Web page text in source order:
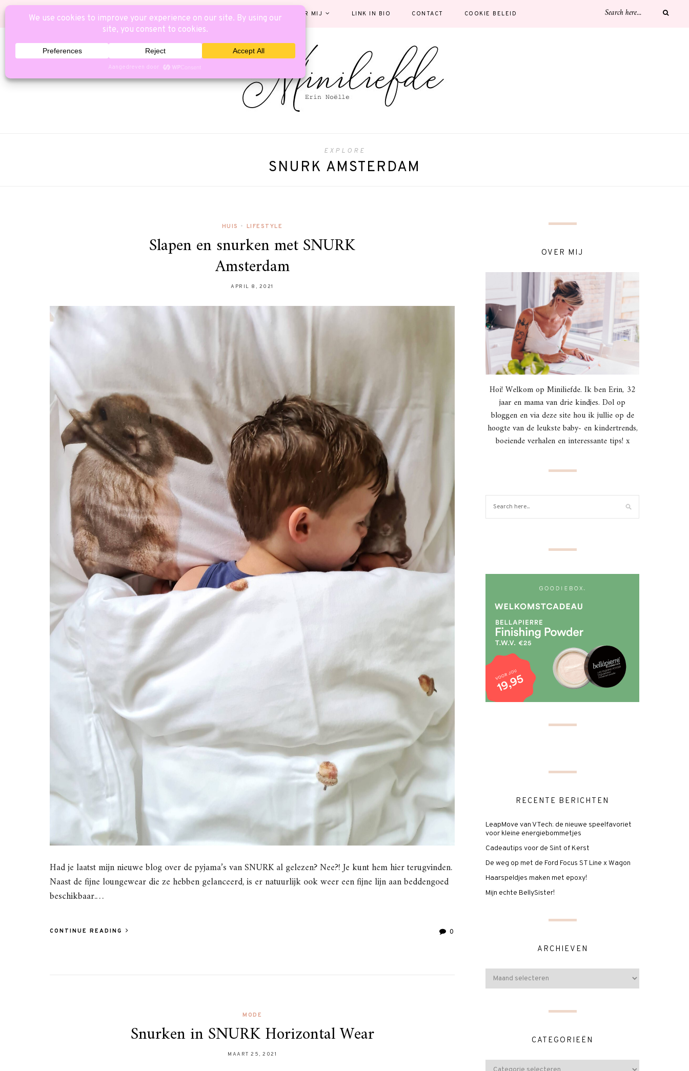
CATEGORIEËN OVER MIJ LINK IN BIO CONTACT COOKIE BELEID
EXPLORE
SNURK AMSTERDAM
HUIS • LIFESTYLE
Slapen en snurken met SNURK
Amsterdam
APRIL 8, 2021
Had je laatst mijn nieuwe blog over de pyjama’s van SNURK al gelezen? Nee?! Je kunt hem hier terugvinden.
Naast de fijne loungewear die ze hebben gelanceerd, is er natuurlijk ook weer een fijne lijn aan beddengoed
beschikbaar.…
CONTINUE READING 0
MODE
Snurken in SNURK Horizontal Wear
MAART 25, 2021
OVER MIJ
Hoi! Welkom op Miniliefde. Ik ben Erin, 32
jaar en mama van drie kindjes. Dol op
bloggen en via deze site hou ik jullie op de
hoogte van de leukste baby- en kindertrends,
boeiende verhalen en interessante tips! x
RECENTE BERICHTEN
LeapMove van VTech: de nieuwe speelfavoriet
voor kleine energiebommetjes
Cadeautips voor de Sint of Kerst
De weg op met de Ford Focus ST Line x Wagon
Haarspeldjes maken met epoxy!
Mijn echte BellySister!
ARCHIEVEN
CATEGORIEËN